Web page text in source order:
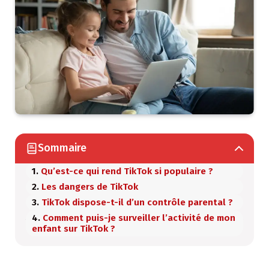
Sommaire
Qu’est-ce qui rend TikTok si populaire ?
Les dangers de TikTok
TikTok dispose-t-il d’un contrôle parental ?
Comment puis-je surveiller l’activité de mon
enfant sur TikTok ?